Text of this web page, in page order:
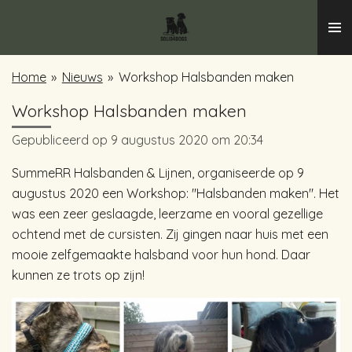
naar
de
Home » Nieuws » Workshop Halsbanden maken
Workshop Halsbanden maken
Gepubliceerd op 9 augustus 2020 om 20:34
SummeRR Halsbanden & Lijnen, organiseerde op 9
augustus 2020 een Workshop: "Halsbanden maken". Het
was een zeer geslaagde, leerzame en vooral gezellige
ochtend met de cursisten. Zij gingen naar huis met een
mooie zelfgemaakte halsband voor hun hond. Daar
kunnen ze trots op zijn!